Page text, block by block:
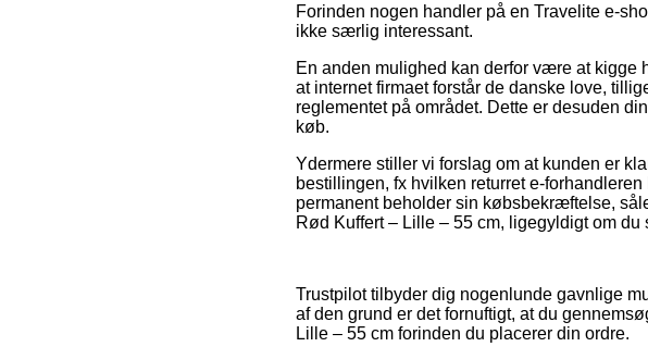
Forinden nogen handler på en Travelite e-
ikke særlig interessant.
En anden mulighed kan derfor være at kigge
at internet firmaet forstår de danske love,
reglementet på området. Dette er desuden
køb.
Ydermere stiller vi forslag om at kunden er
bestillingen, fx hvilken returret e-
permanent beholder sin købsbekræftelse,
Rød Kuffert – Lille – 55 cm, ligegyldigt om
Trustpilot tilbyder dig nogenlunde gavnlige
af den grund er det fornuftigt, at du
Lille – 55 cm forinden du placerer din ordre.